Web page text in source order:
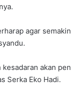
agar
kesadaran akan
Serka Eko Hadi.